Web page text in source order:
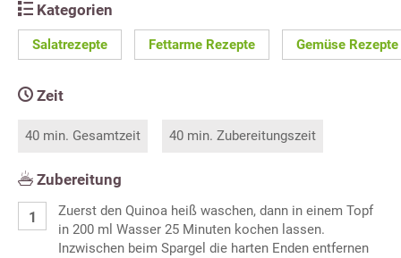
Kategorien
Salatrezepte Fettarme Rezepte Gemüse Rezepte
Zeit
40 min. Gesamtzeit 40 min. Zubereitungszeit
Zubereitung
Zuerst den Quinoa heiß waschen, dann in einem Topf
in 200 ml Wasser 25 Minuten kochen lassen.
Inzwischen beim Spargel die harten Enden entfernen